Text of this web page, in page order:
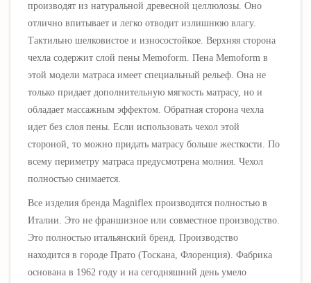
производят из натуральной древесной целлюлозы. Оно
отлично впитывает и легко отводит излишнюю влагу.
Тактильно шелковистое и износостойкое. Верхняя сторона
чехла содержит слой пены Memoform. Пена Memoform в
этой модели матраса имеет специальный рельеф. Она не
только придает дополнительную мягкость матрасу, но и
обладает массажным эффектом. Обратная сторона чехла
идет без слоя пены. Если использовать чехол этой
стороной, то можно придать матрасу больше жесткости. По
всему периметру матраса предусмотрена молния. Чехол
полностью снимается.
Все изделия бренда Magniflex производятся полностью в
Италии. Это не франшизное или совместное производство.
Это полностью итальянский бренд. Производство
находится в городе Прато (Тоскана, Флоренция). Фабрика
основана в 1962 году и на сегодняшний день умело